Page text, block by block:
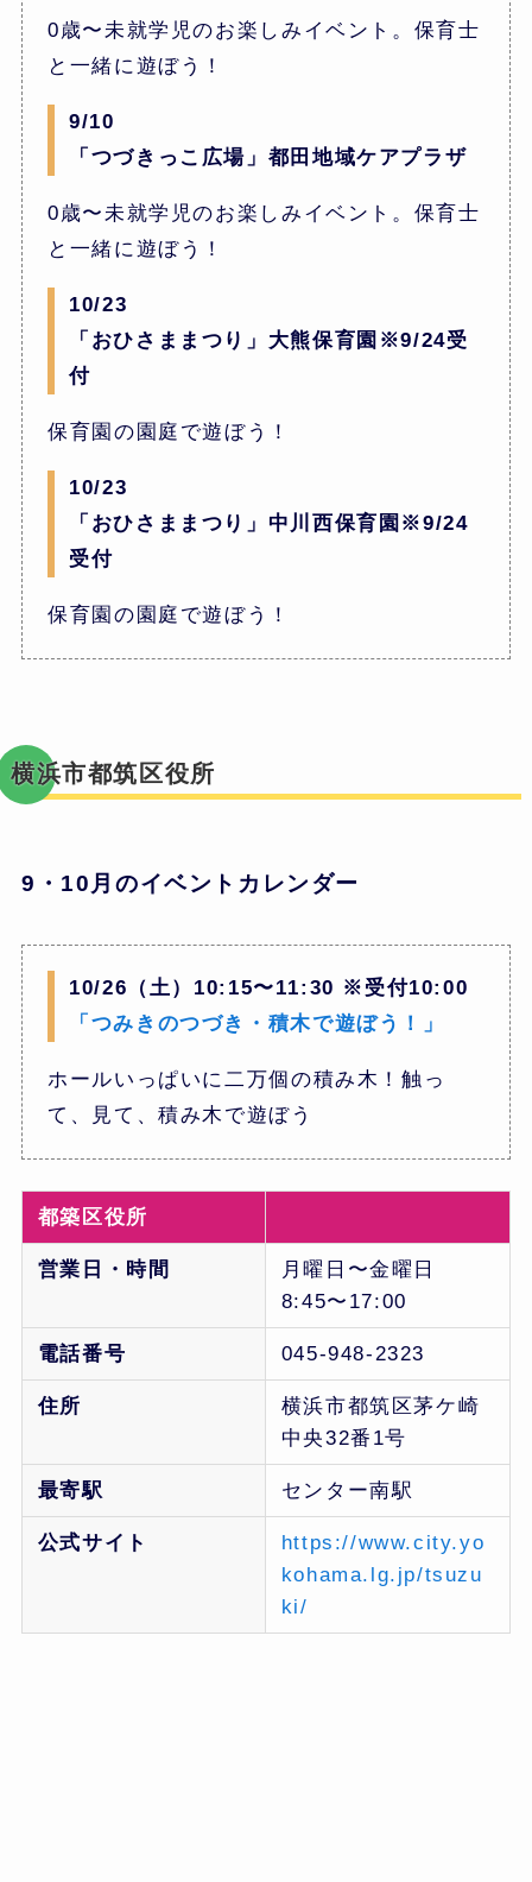
0歳〜未就学児のお楽しみイベント。保育士
と一緒に遊ぼう！
9/10
「つづきっこ広場」都田地域ケアプラザ
0歳〜未就学児のお楽しみイベント。保育士
と一緒に遊ぼう！
10/23
「おひさままつり」大熊保育園※9/24受
付
保育園の園庭で遊ぼう！
10/23
「おひさままつり」中川西保育園※9/24
受付
保育園の園庭で遊ぼう！
横浜市都筑区役所
9・10月のイベントカレンダー
10/26（土）10:15〜11:30 ※受付10:00
「つみきのつづき・積木で遊ぼう！」
ホールいっぱいに二万個の積み木！触っ
て、見て、積み木で遊ぼう
都築区役所
営業日・時間
月曜日〜金曜日
8:45〜17:00
電話番号 045-948-2323
住所
横浜市都筑区茅ケ崎
中央32番1号
最寄駅 センター南駅
公式サイト
https://www.city.yo
kohama.lg.jp/tsuzu
ki/